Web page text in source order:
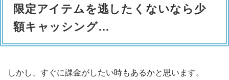
限定アイテムを逃したくないなら少
額キャッシング…
しかし、すぐに課金がしたい時もあるかと思います。